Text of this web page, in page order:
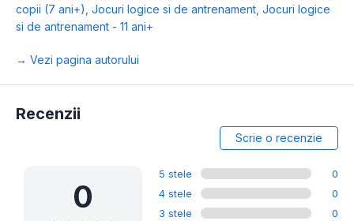
copii (7 ani+) Jocuri logice si de antrenament Jocuri logice
si de antrenament - 11 ani+
→ Vezi pagina autorului
Recenzii
Scrie o recenzie
0
5 stele
0
4 stele
0
3 stele
0